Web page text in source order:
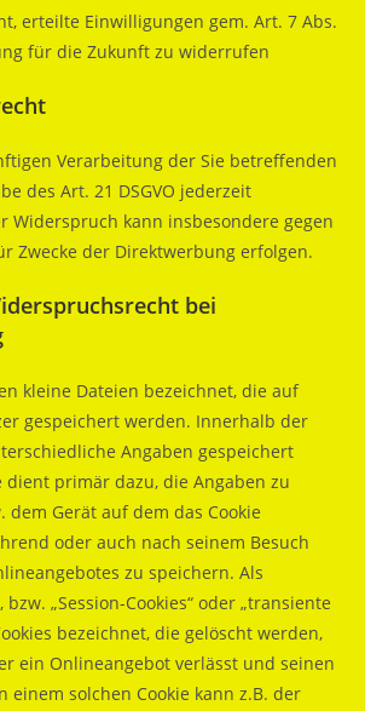
erteilte Einwilligungen gem. Art. 7 Abs.
für die Zukunft zu widerrufen
Verarbeitung der Sie betreffenden
des Art. 21 DSGVO jederzeit
Widerspruch kann insbesondere gegen
Zwecke der Direktwerbung erfolgen.
bei
kleine Dateien bezeichnet, die auf
gespeichert werden. Innerhalb der
Angaben gespeichert
dient primär dazu, die Angaben zu
dem Gerät auf dem das Cookie
oder auch nach seinem Besuch
zu speichern. Als
„Session-Cookies“ oder „transiente
bezeichnet, die gelöscht werden,
ein Onlineangebot verlässt und seinen
einem solchen Cookie kann z.B. der